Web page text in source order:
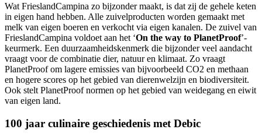
Wat FrieslandCampina zo bijzonder maakt, is dat zij de gehele keten
in eigen hand hebben. Alle zuivelproducten worden gemaakt met
melk van eigen boeren en verkocht via eigen kanalen. De zuivel van
FrieslandCampina voldoet aan het ‘On the way to PlanetProof’-
keurmerk. Een duurzaamheidskenmerk die bijzonder veel aandacht
vraagt voor de combinatie dier, natuur en klimaat. Zo vraagt
PlanetProof om lagere emissies van bijvoorbeeld CO2 en methaan
en hogere scores op het gebied van dierenwelzijn en biodiversiteit.
Ook stelt PlanetProof normen op het gebied van weidegang en eiwit
van eigen land.
100 jaar culinaire geschiedenis met Debic